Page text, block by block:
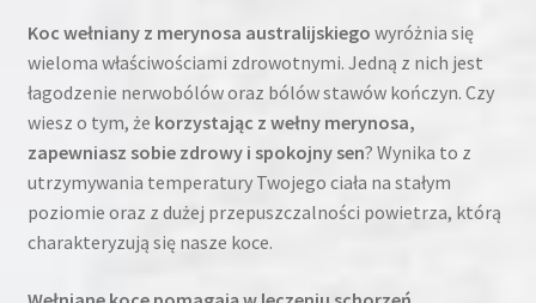
Koc wełniany z merynosa australijskiego wyróżnia się
wieloma właściwościami zdrowotnymi. Jedną z nich jest
łagodzenie nerwobólów oraz bólów stawów kończyn. Czy
wiesz o tym, że korzystając z wełny merynosa,
zapewniasz sobie zdrowy i spokojny sen? Wynika to z
utrzymywania temperatury Twojego ciała na stałym
poziomie oraz z dużej przepuszczalności powietrza, którą
charakteryzują się nasze koce.